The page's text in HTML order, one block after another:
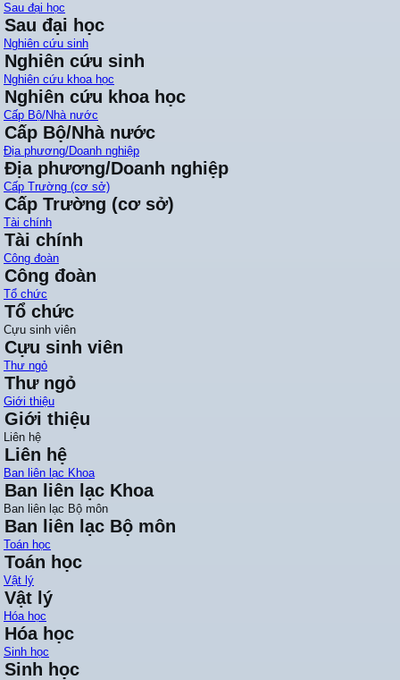
Sau đại học
Sau đại học
Nghiên cứu sinh
Nghiên cứu sinh
Nghiên cứu khoa học
Nghiên cứu khoa học
Cấp Bộ/Nhà nước
Cấp Bộ/Nhà nước
Địa phương/Doanh nghiệp
Địa phương/Doanh nghiệp
Cấp Trường (cơ sở)
Cấp Trường (cơ sở)
Tài chính
Tài chính
Công đoàn
Công đoàn
Tổ chức
Tổ chức
Cựu sinh viên
Cựu sinh viên
Thư ngỏ
Thư ngỏ
Giới thiệu
Giới thiệu
Liên hệ
Liên hệ
Ban liên lạc Khoa
Ban liên lạc Khoa
Ban liên lạc Bộ môn
Ban liên lạc Bộ môn
Toán học
Toán học
Vật lý
Vật lý
Hóa học
Hóa học
Sinh học
Sinh học